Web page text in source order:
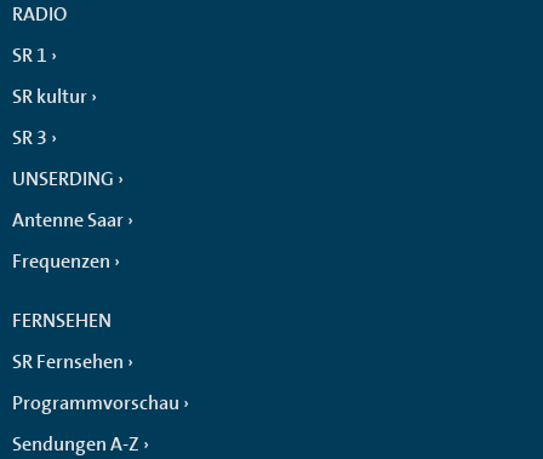
RADIO
SR 1
SR kultur
SR 3
UNSERDING
Antenne Saar
Frequenzen
FERNSEHEN
SR Fernsehen
Programmvorschau
Sendungen A-Z